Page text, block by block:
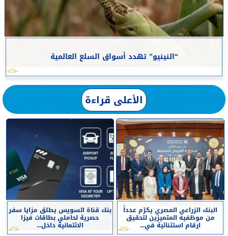
“النينيو” تهدد أسواق السلع العالمية
الأعلى قراءة
البنك الزراعي المصري يكرّم عدداً
من موظفيه المتميزين لتحقيق
ارقام استثنائية في...
بنك قناة السويس يطلق مزايا سفر
حصرية لحاملي بطاقات فيزا
الائتمانية داخل...